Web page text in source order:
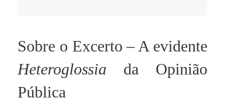
Sobre o Excerto – A evidente
Heteroglossia da Opinião
Pública